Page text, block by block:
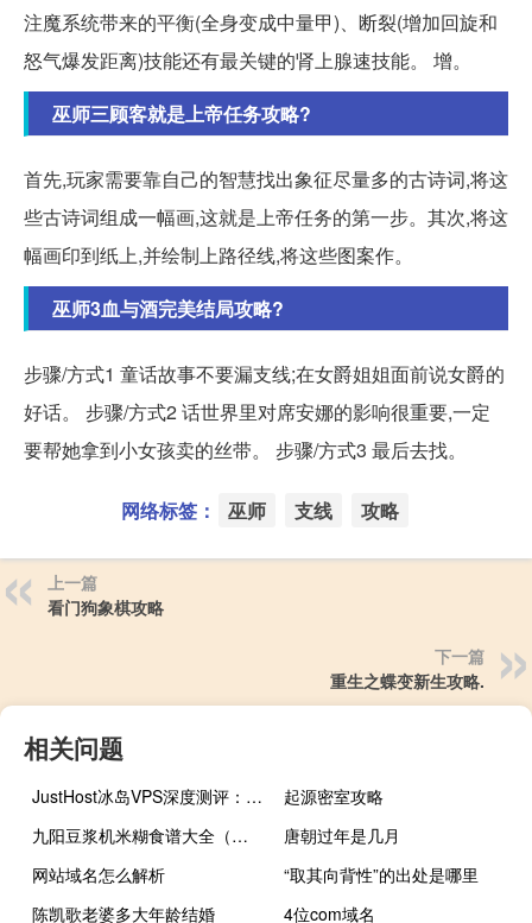
注魔系统带来的平衡(全身变成中量甲)、断裂(增加回旋和
怒气爆发距离)技能还有最关键的肾上腺速技能。 增。
巫师三顾客就是上帝任务攻略?
首先,玩家需要靠自己的智慧找出象征尽量多的古诗词,将这
些古诗词组成一幅画,这就是上帝任务的第一步。其次,将这
幅画印到纸上,并绘制上路径线,将这些图案作。
巫师3血与酒完美结局攻略?
步骤/方式1 童话故事不要漏支线;在女爵姐姐面前说女爵的
好话。 步骤/方式2 话世界里对席安娜的影响很重要,一定
要帮她拿到小女孩卖的丝带。 步骤/方式3 最后去找。
网络标签： 巫师 支线 攻略
上一篇
看门狗象棋攻略
下一篇
重生之蝶变新生攻略.
相关问题
JustHost冰岛VPS深度测评：高冷北欧主机真能兼顾速度与隐私？
起源密室攻略
九阳豆浆机米糊食谱大全（九阳豆浆机 米糊）
唐朝过年是几月
网站域名怎么解析
“取其向背性”的出处是哪里
陈凯歌老婆多大年龄结婚
4位com域名